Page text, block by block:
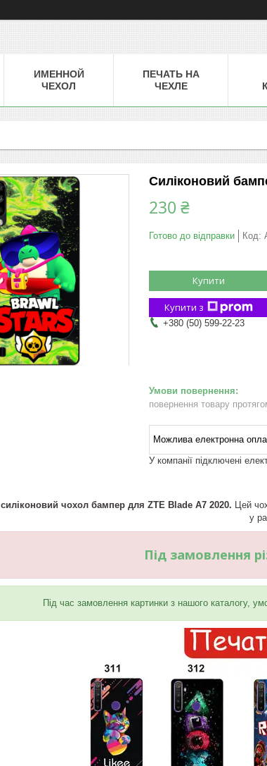
ИМЕННОЙ
ЧЕХОЛ
ПЕЧАТЬ НА
ЧЕХЛЕ
Силіконовий
230 ₴
Готово до відправки Код:
Купити
Купити з
+380 (50) 599-22-23
повернення товару
У компанії підключені
силіконовий чохол бампер для ZTE Blade A7 2020. Цей
у
Під замовлення
Під час замовлення картинки з нашого каталогу,